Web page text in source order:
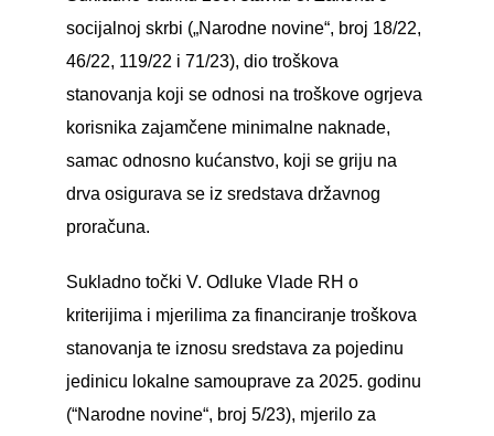
socijalnoj skrbi („Narodne novine“, broj 18/22,
46/22, 119/22 i 71/23), dio troškova
stanovanja koji se odnosi na troškove ogrjeva
korisnika zajamčene minimalne naknade,
samac odnosno kućanstvo, koji se griju na
drva osigurava se iz sredstava državnog
proračuna.
Sukladno točki V. Odluke Vlade RH o
kriterijima i mjerilima za financiranje troškova
stanovanja te iznosu sredstava za pojedinu
jedinicu lokalne samouprave za 2025. godinu
(“Narodne novine“, broj 5/23), mjerilo za